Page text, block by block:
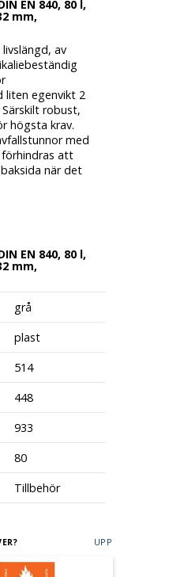
EN 840, 80 l,
mm,
av
liten egenvikt 2
robust,
högsta krav.
med
att
när det
EN 840, 80 l,
mm,
grå
plast
514
448
933
80
Tillbehör
UPP